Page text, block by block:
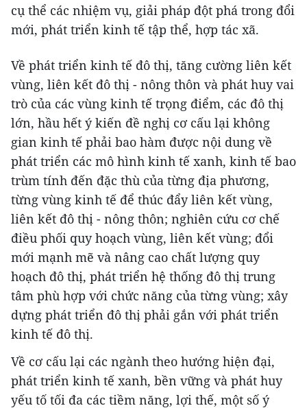
cụ thể các nhiệm vụ, giải pháp đột phá trong đổi
mới, phát triển kinh tế tập thể, hợp tác xã.
Về phát triển kinh tế đô thị, tăng cường liên kết
vùng, liên kết đô thị - nông thôn và phát huy vai
trò của các vùng kinh tế trọng điểm, các đô thị
lớn, hầu hết ý kiến đề nghị cơ cấu lại không
gian kinh tế phải bao hàm được nội dung về
phát triển các mô hình kinh tế xanh, kinh tế bao
trùm tính đến đặc thù của từng địa phương,
từng vùng kinh tế để thúc đẩy liên kết vùng,
liên kết đô thị - nông thôn; nghiên cứu cơ chế
điều phối quy hoạch vùng, liên kết vùng; đổi
mới mạnh mẽ và nâng cao chất lượng quy
hoạch đô thị, phát triển hệ thống đô thị trung
tâm phù hợp với chức năng của từng vùng; xây
dựng phát triển đô thị phải gắn với phát triển
kinh tế đô thị.
Về cơ cấu lại các ngành theo hướng hiện đại,
phát triển kinh tế xanh, bền vững và phát huy
yếu tố tối đa các tiềm năng, lợi thế, một số ý